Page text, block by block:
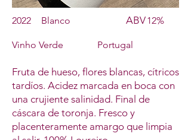
2022 Blanco 12%
ABV
Vinho Verde Portugal
Fruta de hueso, flores blancas, cítricos
tardíos. Acidez marcada en boca con
una crujiente salinidad. Final de
cáscara de toronja. Fresco y
placenteramente amargo que limpia